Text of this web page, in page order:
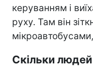
керуванням і
руху. Там він
Скільки